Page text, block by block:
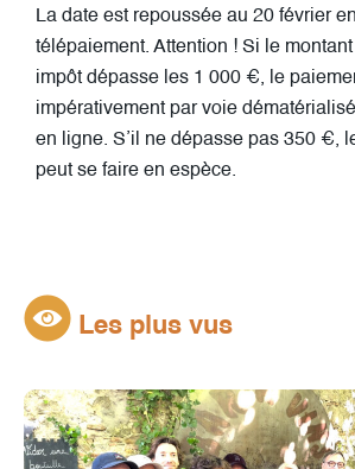
La date est repoussée au 20 février
télépaiement. Attention ! Si le
impôt dépasse les 1 000 €, le
impérativement par voie
en ligne. S’il ne dépasse pas 350 €,
peut se faire en espèce.
Les plus vus